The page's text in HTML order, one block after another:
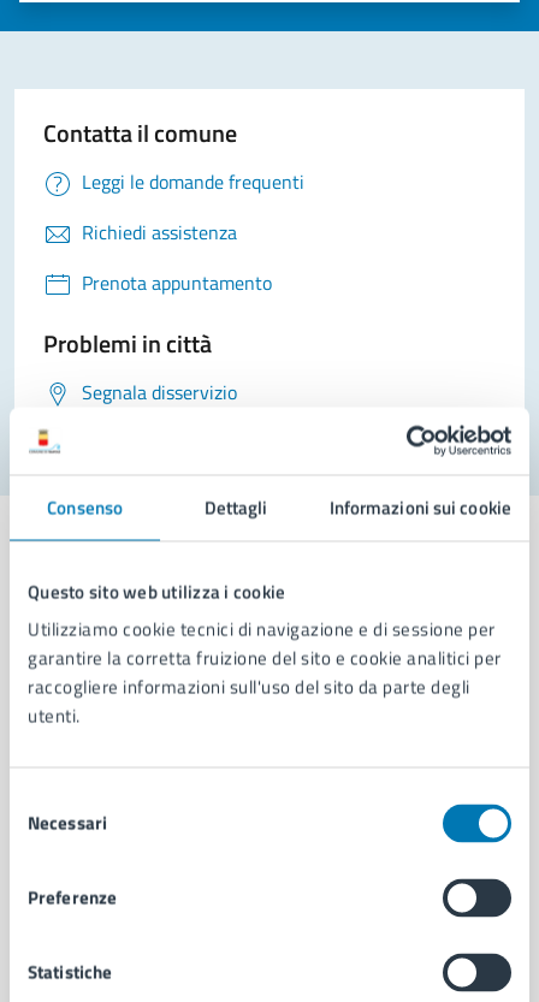
Consenso Dettagli Informazioni sui cookie
Questo sito web utilizza i cookie
Utilizziamo cookie tecnici di navigazione e di sessione per
garantire la corretta fruizione del sito e cookie analitici per
raccogliere informazioni sull'uso del sito da parte degli
utenti.
delNecessari
Preferenze
Statistiche
Contatta il comune
Leggi le domande frequenti
Richiedi assistenza
Prenota appuntamento
Problemi in città
Segnala disservizio
Comune di Napoli
AMMINISTRAZIONE
Uffici
Personale amministrativo
Intranet, posta aziendale e protocollo